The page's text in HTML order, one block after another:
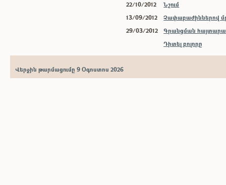
22/10/2012
Նշում
13/09/2012
Չափաբաժիններով
29/03/2012
Գրանցման
Դիտել բոլորը
Վերջին թարմացումը 9 Օգոստոս 2026